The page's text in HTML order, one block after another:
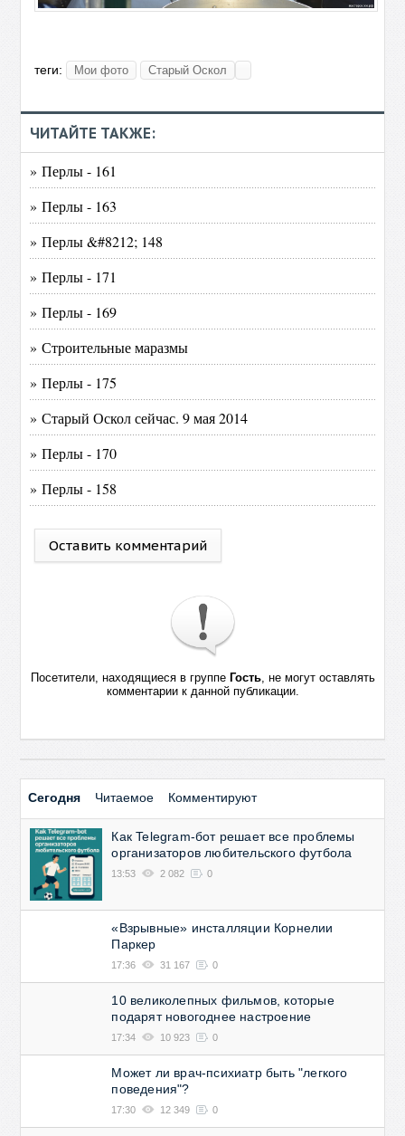
теги: Мои фото Старый Оскол
ЧИТАЙТЕ ТАКЖЕ:
» Перлы - 161
» Перлы - 163
» Перлы &#8212; 148
» Перлы - 171
» Перлы - 169
» Строительные маразмы
» Перлы - 175
» Старый Оскол сейчас. 9 мая 2014
» Перлы - 170
» Перлы - 158
Оставить комментарий
Посетители, находящиеся в группе Гость, не могут оставлять
комментарии к данной публикации.
Сегодня Читаемое Комментируют
Как Telegram-бот решает все проблемы
организаторов любительского футбола
13:53 2 082 0
«Взрывные» инсталляции Корнелии
Паркер
17:36 31 167 0
10 великолепных фильмов, которые
подарят новогоднее настроение
17:34 10 923 0
Может ли врач-психиатр быть "легкого
поведения"?
17:30 12 349 0